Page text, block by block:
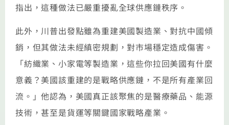
指出，這種做法已嚴重擾亂全球供應鏈秩序。
此外，川普出發點雖為重建美國製造業、對抗中國傾
銷，但其做法未經縝密規劃，對市場穩定造成傷害。
「紡織業、小家電等製造業，這些你拉回美國有什麼
意義？美國該重建的是戰略供應鏈，不是所有產業回
流。」他認為，美國真正該聚焦的是醫療藥品、能源
技術，甚至是貨運等關鍵國家戰略產業。